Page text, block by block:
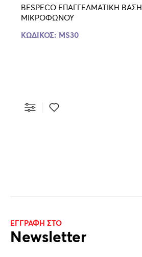
BESPECO ΕΠΑΓΓΕΛΜΑΤΙΚΗ ΒΑΣΗ
ΜΙΚΡΟΦΩΝΟΥ
ΚΩΔΙΚΟΣ: MS30
ΕΓΓΡΑΦΗ ΣΤΟ
Newsletter